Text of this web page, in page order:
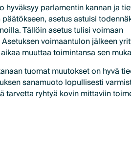
hyväksyy parlamentin kannan ja
asetus astuisi
Tällöin asetus tulisi voimaan
voimaantulon jälkeen
muuttaa toimintansa sen
tuomat muutokset on hyvä
sanamuoto lopullisesti
tarvetta ryhtyä kovin mittaviin